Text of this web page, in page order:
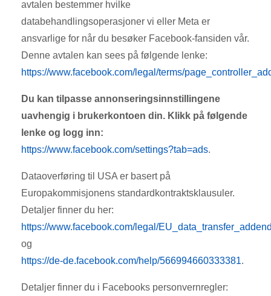
avtalen bestemmer hvilke
databehandlingsoperasjoner vi eller Meta er
ansvarlige for når du besøker Facebook-fansiden vår.
Denne avtalen kan sees på følgende lenke:
https://www.facebook.com/legal/terms/
Du kan tilpasse annonseringsinnstillingene
uavhengig i brukerkontoen din. Klikk på følgende
lenke og logg inn:
https://www.facebook.com/settings?tab=ads.
Dataoverføring til USA er basert på
Europakommisjonens standardkontraktsklausuler.
Detaljer finner du her:
https://www.facebook.com/legal/
og
https://de-de.facebook.com/help/566994660333381.
Detaljer finner du i Facebooks personvernregler: